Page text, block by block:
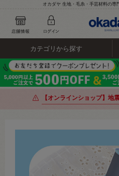
オカダヤ 生地・毛糸・手芸材料の専
カテゴリから探す
【オンラインショップ】地